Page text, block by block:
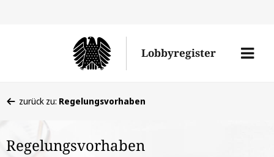
Lobbyregister
Menü
befinden
hier:
zurück zu: Regelungsvorhaben
Regelungsvorhaben